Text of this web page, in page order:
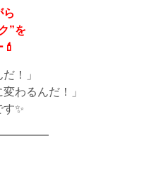
ら
”を
！」
わるんだ！」
✨